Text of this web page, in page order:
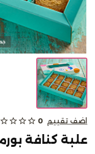
كحك وبسكويت
الالبان
من نحن
المدونات
الاسئلة الشائعة
اضف تقييم 0
star_outline
star_outline
star_outline
star_outline
علبة كنافة